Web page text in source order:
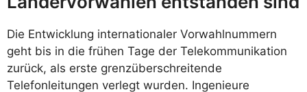
Die Entwicklung internationaler Vorwahlnummern
geht bis in die frühen Tage der Telekommunikation
zurück, als erste grenzüberschreitende
Telefonleitungen verlegt wurden. Ingenieure